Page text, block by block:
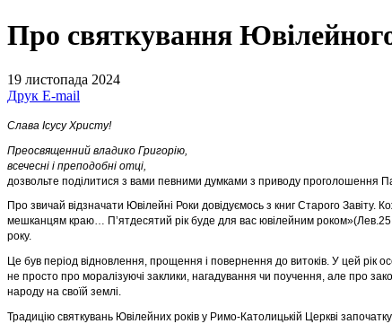
Про святкування
19 листопада 2024
Друк E-mail
Слава Ісусу Христу!
Преосвященний владико Григорію,
всечесні і преподобні отці,
дозвольте поділитися з вами певними думками з приводу проголошення
Про звичай відзначати Ювілейні Роки довідуємось з книг Старого Завіту.
мешканцям краю… П’ятдесятий рік буде для вас ювілейним
року.
Це був період відновлення, прощення і повернення до витоків. У цей рік
не просто про моралізуючі заклики, нагадування чи поучення, але про
народу на своїй землі.
Традицію святкувань Ювілейних років у Римо-Католицькій Церкві